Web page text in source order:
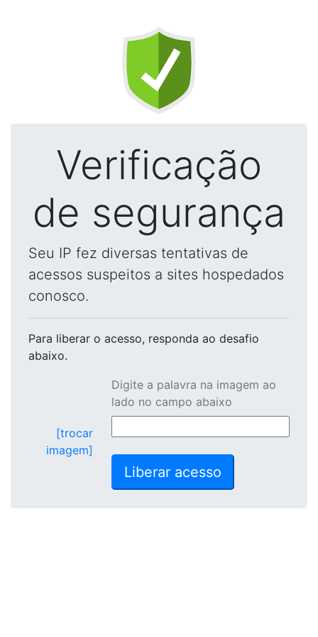
Verificação
de segurança
Seu IP fez diversas tentativas de
acessos suspeitos a sites hospedados
conosco.
Para liberar o acesso, responda ao desafio
abaixo.
[trocar
imagem]
Digite a palavra na imagem ao
lado no campo abaixo